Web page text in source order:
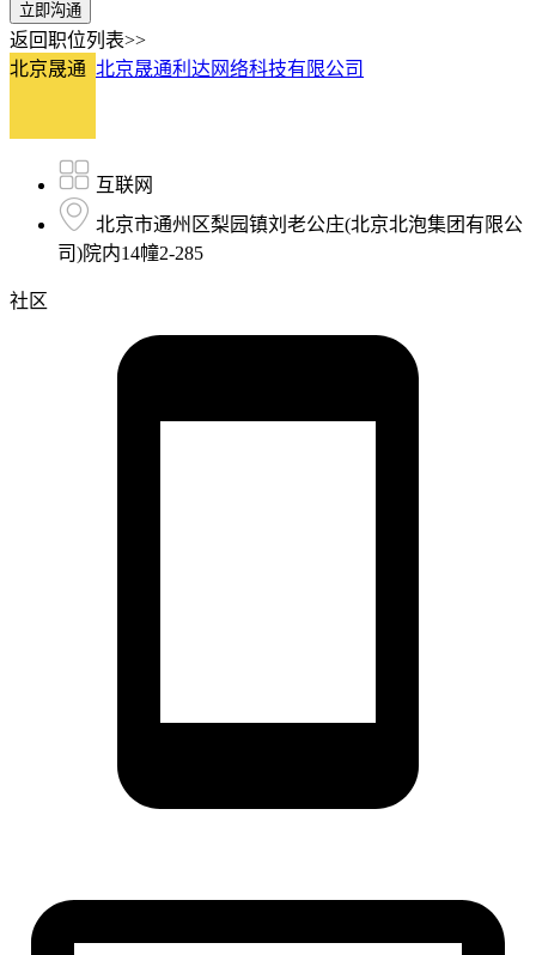
立即沟通
返回职位列表>>
北京晟通 北京晟通利达网络科技有限公司
互联网
北京市通州区梨园镇刘老公庄(北京北泡集团有限公
司)院内14幢2-285
社区